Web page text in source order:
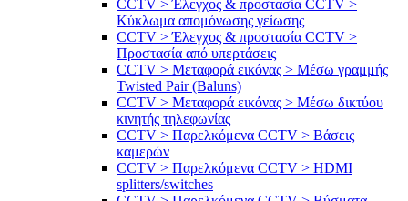
CCTV > Έλεγχος & προστασία CCTV >
Κύκλωμα απομόνωσης γείωσης
CCTV > Έλεγχος & προστασία CCTV >
Προστασία από υπερτάσεις
CCTV > Μεταφορά εικόνας > Μέσω γραμμής
Twisted Pair (Baluns)
CCTV > Μεταφορά εικόνας > Μέσω δικτύου
κινητής τηλεφωνίας
CCTV > Παρελκόμενα CCTV > Bάσεις
καμερών
CCTV > Παρελκόμενα CCTV > HDMI
splitters/switches